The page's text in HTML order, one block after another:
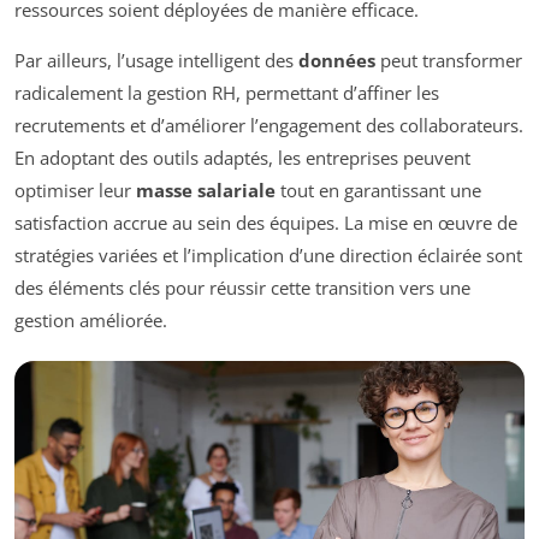
ressources soient déployées de manière efficace.
Par ailleurs, l’usage intelligent des données peut transformer
radicalement la gestion RH, permettant d’affiner les
recrutements et d’améliorer l’engagement des collaborateurs.
En adoptant des outils adaptés, les entreprises peuvent
optimiser leur masse salariale tout en garantissant une
satisfaction accrue au sein des équipes. La mise en œuvre de
stratégies variées et l’implication d’une direction éclairée sont
des éléments clés pour réussir cette transition vers une
gestion améliorée.